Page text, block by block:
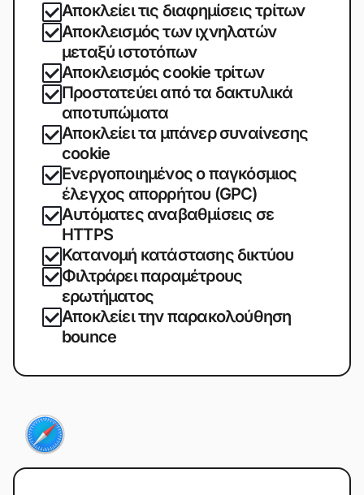
Αποκλείει τις διαφημίσεις τρίτων
Αποκλεισμός των ιχνηλατών
μεταξύ ιστοτόπων
Αποκλεισμός cookie τρίτων
Προστατεύει από τα δακτυλικά
αποτυπώματα
Αποκλείει τα μπάνερ συναίνεσης
cookie
Ενεργοποιημένος ο παγκόσμιος
έλεγχος απορρήτου (GPC)
Αυτόματες αναβαθμίσεις σε
HTTPS
Κατανομή κατάστασης δικτύου
Φιλτράρει παραμέτρους
ερωτήματος
Αποκλείει την παρακολούθηση
bounce